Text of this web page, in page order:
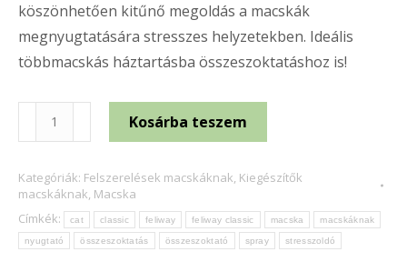
köszönhetően kitűnő megoldás a macskák
megnyugtatására stresszes helyzetekben. Ideális
többmacskás háztartásba összeszoktatáshoz is!
Feliway
Classic
mennyiség
Kosárba teszem
Kategóriák: Felszerelések macskáknak, Kiegészítők
macskáknak, Macska
Címkék:
cat classic feliway feliway classic macska macskáknak
nyugtató összeszoktatás összeszoktató spray stresszoldó